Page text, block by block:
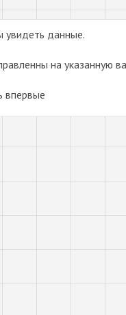
увидеть данные.
на указанную
впервые